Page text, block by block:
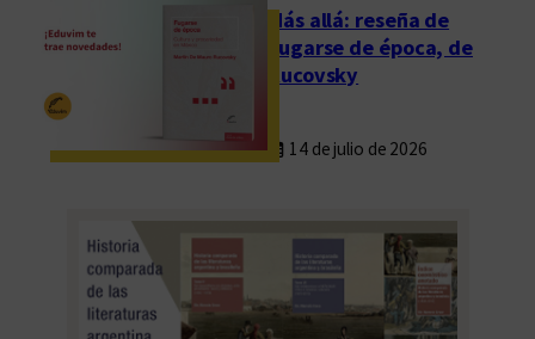
t
Más allá: reseña de
Fugarse de época, de
Rucovsky
14 de julio de 2026